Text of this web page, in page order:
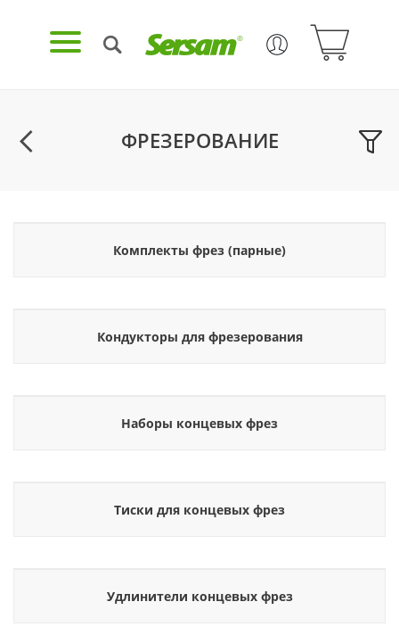
ФРЕЗЕРОВАНИЕ
Комплекты фрез (парные)
Кондукторы для фрезерования
Наборы концевых фрез
Тиски для концевых фрез
Удлинители концевых фрез